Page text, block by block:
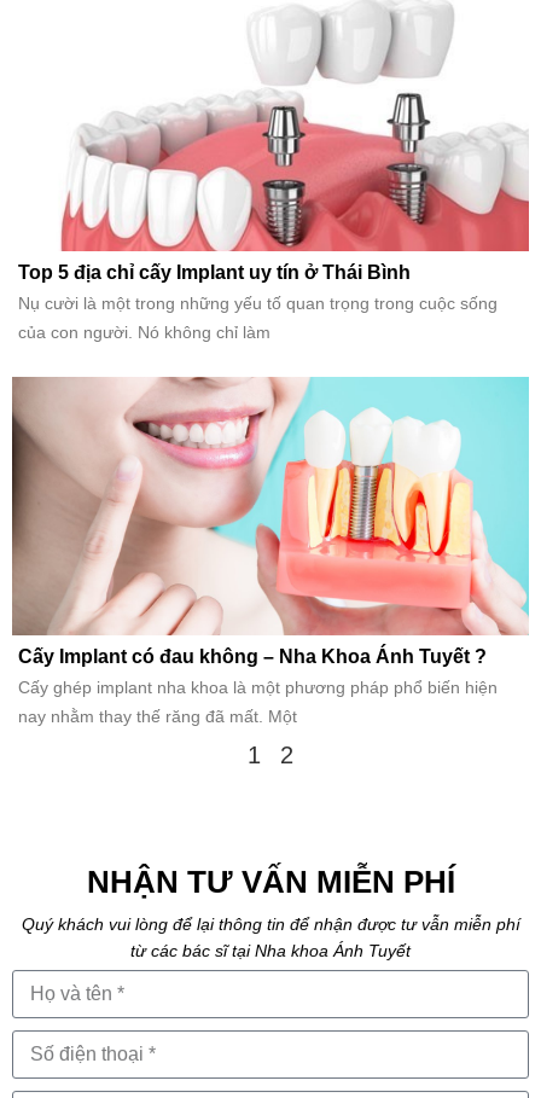
Top 5 địa chỉ cấy Implant uy tín ở Thái Bình
Nụ cười là một trong những yếu tố quan trọng trong cuộc sống
của con người. Nó không chỉ làm
Cấy Implant có đau không – Nha Khoa Ánh Tuyết ?
Cấy ghép implant nha khoa là một phương pháp phổ biến hiện
nay nhằm thay thế răng đã mất. Một
1 2
NHẬN TƯ VẤN MIỄN PHÍ
Quý khách vui lòng để lại thông tin để nhận được tư vẫn miễn phí
từ các bác sĩ tại Nha khoa Ánh Tuyết